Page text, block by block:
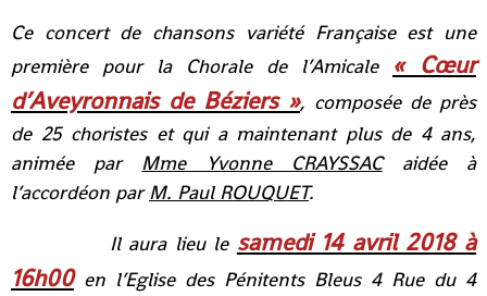
Ce concert de chansons variété Française est une
première pour la Chorale de l’Amicale « Cœur
d’Aveyronnais de Béziers », composée de près
de 25 choristes et qui a maintenant plus de 4 ans,
animée par Mme Yvonne CRAYSSACaidée à
l’accordéon parM. Paul ROUQUET.
Il aura lieu le samedi 14 avril 2018 à
16h00en l’Eglise des Pénitents Bleus 4 Rue du 4